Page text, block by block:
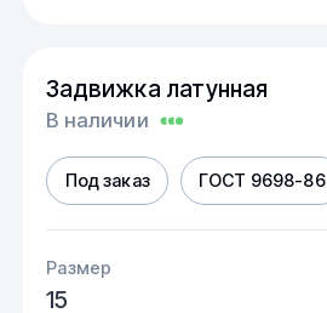
Задвижка латунная
В наличии
Под заказ ГОСТ 9698-86
Размер
15